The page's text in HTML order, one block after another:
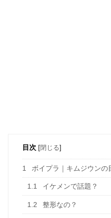
目次 [閉じる]
1 ボイプラ｜キムジウンの
1.1 イケメンで話題？
1.2 整形なの？